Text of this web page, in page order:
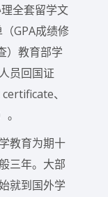
全套留学文
GPA成绩修
）教育部学
员回国证
、
教育为期十
三年。大部
就到国外学